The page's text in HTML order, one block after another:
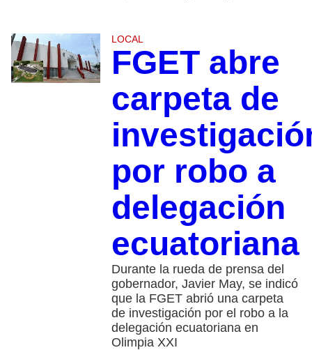
LOCAL
FGET abre
carpeta de
por robo a
delegación
ecuatoriana
Durante la rueda de prensa del
gobernador, Javier May, se indicó
que la FGET abrió una carpeta
de investigación por el robo a la
delegación ecuatoriana en
Olimpia XXI